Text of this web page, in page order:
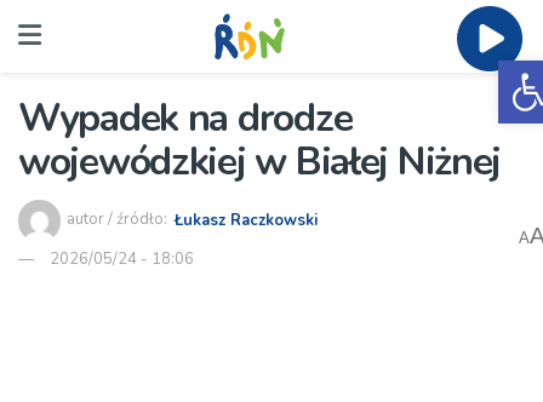
Wypadek na drodze
wojewódzkiej w Białej Niżnej
autor / źródło: Łukasz Raczkowski
2026/05/24 - 18:06
A